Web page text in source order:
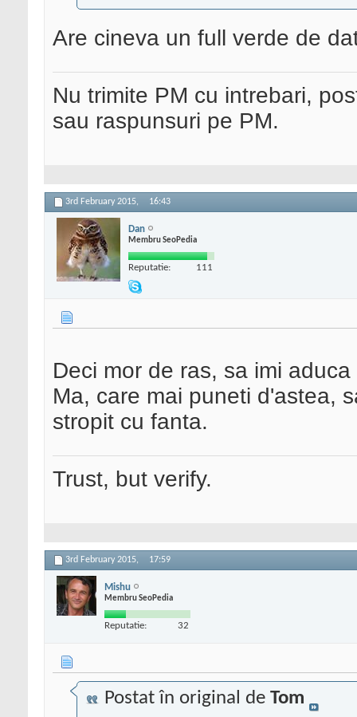
Are cineva un full verde de
Nu trimite PM cu intrebari,
sau raspunsuri pe PM.
3rd February 2015, 16:43
Dan
Membru SeoPedia
Reputatie: 111
Deci mor de ras, sa imi
Ma, care mai puneti d'astea,
stropit cu fanta.
Trust, but verify.
3rd February 2015, 17:59
Mishu
Membru SeoPedia
Reputatie: 32
Postat în original de Tom